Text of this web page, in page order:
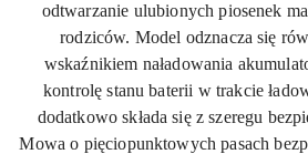
odtwarzanie ulubionych piosenek
rodziców. Model odznacza się
wskaźnikiem naładowania
kontrolę stanu baterii w trakcie
dodatkowo składa się z szeregu
Mowa o pięciopunktowych pasach